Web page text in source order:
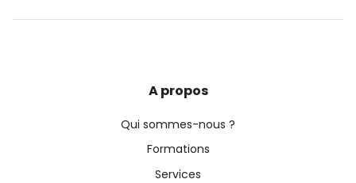
A propos
Qui sommes-nous ?
Formations
Services